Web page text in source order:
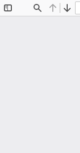
Find Previous
Next